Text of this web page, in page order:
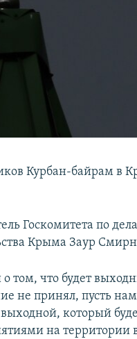
Курбан-байрам в
Госкомитета по
Крыма Заур
том, что будет
не принял, пусть
который
на территории